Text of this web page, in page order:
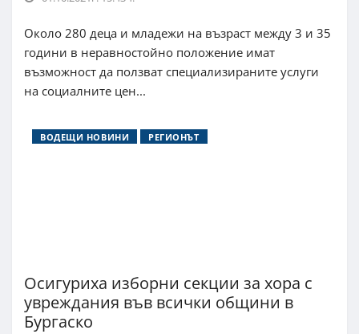
Около 280 деца и младежи на възраст между 3 и 35
години в неравностойно положение имат
възможност да ползват специализираните услуги
на социалните цен...
ВОДЕЩИ НОВИНИ РЕГИОНЪТ
Осигуриха изборни секции за хора с
увреждания във всички общини в
Бургаско